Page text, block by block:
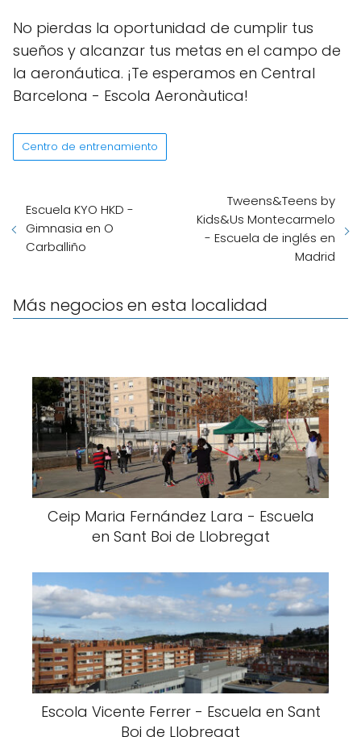
No pierdas la oportunidad de cumplir tus
sueños y alcanzar tus metas en el campo de
la aeronáutica. ¡Te esperamos en Central
Barcelona - Escola Aeronàutica!
Centro de entrenamiento
Escuela KYO HKD -
Gimnasia en O
Carballiño
Tweens&Teens by
Kids&Us Montecarmelo
- Escuela de inglés en
Madrid
Más negocios en esta localidad
Ceip Maria Fernández Lara - Escuela
en Sant Boi de Llobregat
Escola Vicente Ferrer - Escuela en Sant
Boi de Llobregat